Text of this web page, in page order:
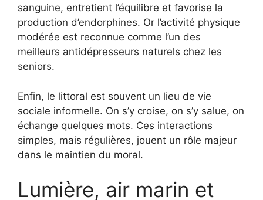
sanguine, entretient l’équilibre et favorise la
production d’endorphines. Or l’activité physique
modérée est reconnue comme l’un des
meilleurs antidépresseurs naturels chez les
seniors.
Enfin, le littoral est souvent un lieu de vie
sociale informelle. On s’y croise, on s’y salue, on
échange quelques mots. Ces interactions
simples, mais régulières, jouent un rôle majeur
dans le maintien du moral.
Lumière, air marin et